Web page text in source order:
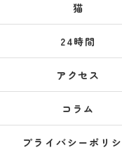
猫
24時間
アクセス
コラム
プライバシーポリ